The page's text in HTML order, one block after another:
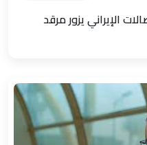
الإيراني يزور مرقد